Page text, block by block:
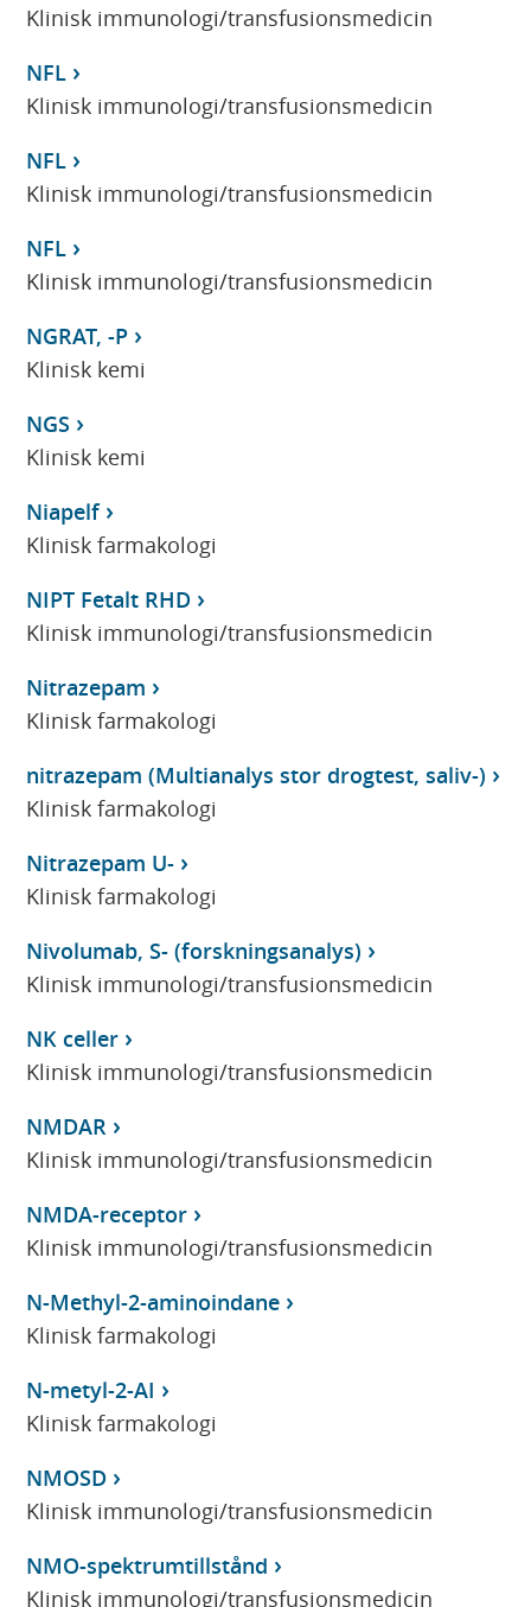
Klinisk immunologi/transfusionsmedicin
NFL
Klinisk immunologi/transfusionsmedicin
NFL
Klinisk immunologi/transfusionsmedicin
NFL
Klinisk immunologi/transfusionsmedicin
NGRAT, -P
Klinisk kemi
NGS
Klinisk kemi
Niapelf
Klinisk farmakologi
NIPT Fetalt RHD
Klinisk immunologi/transfusionsmedicin
Nitrazepam
Klinisk farmakologi
nitrazepam (Multianalys stor drogtest, saliv-)
Klinisk farmakologi
Nitrazepam U-
Klinisk farmakologi
Nivolumab, S- (forskningsanalys)
Klinisk immunologi/transfusionsmedicin
NK celler
Klinisk immunologi/transfusionsmedicin
NMDAR
Klinisk immunologi/transfusionsmedicin
NMDA-receptor
Klinisk immunologi/transfusionsmedicin
N-Methyl-2-aminoindane
Klinisk farmakologi
N-metyl-2-AI
Klinisk farmakologi
NMOSD
Klinisk immunologi/transfusionsmedicin
NMO-spektrumtillstånd
Klinisk immunologi/transfusionsmedicin